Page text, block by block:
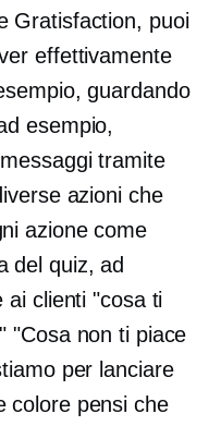
Gratisfaction, puoi
effettivamente
guardando
esempio,
tramite
azioni che
azione come
del quiz, ad
ai clienti "cosa ti
"Cosa non ti piace
per lanciare
colore pensi che